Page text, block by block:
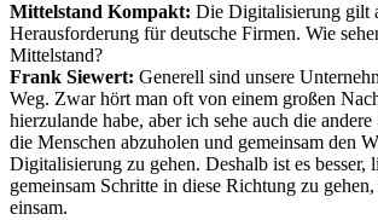
Mittelstand Kompakt: Die Digitalisierung gilt
Herausforderung für deutsche Firmen. Wie
Mittelstand?
Frank Siewert: Generell sind unsere
Weg. Zwar hört man oft von einem großen
hierzulande habe, aber ich sehe auch die
die Menschen abzuholen und gemeinsam den
Digitalisierung zu gehen. Deshalb ist es besser,
gemeinsam Schritte in diese Richtung zu
einsam.